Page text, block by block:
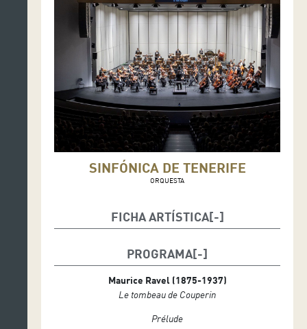
SINFÓNICA DE TENERIFE
ORQUESTA
FICHA ARTÍSTICA
Solista: Nadège Rochat (violonchelo)
PROGRAMA
Maurice Ravel (1875-1937)
Le tombeau de Couperin
Prélude